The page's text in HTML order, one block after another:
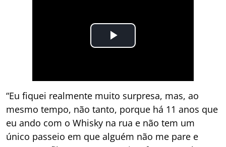
“Eu fiquei realmente muito surpresa, mas, ao
mesmo tempo, não tanto, porque há 11 anos que
eu ando com o Whisky na rua e não tem um
único passeio em que alguém não me pare e